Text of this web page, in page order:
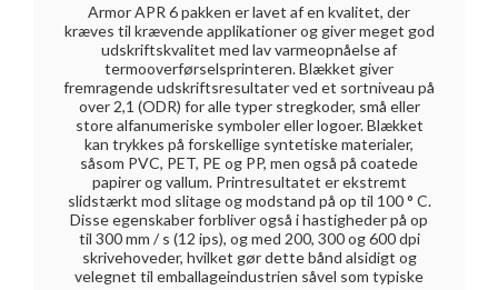
Armor APR 6 pakken er lavet af en kvalitet, der
kræves til krævende applikationer og giver meget god
udskriftskvalitet med lav varmeopnåelse af
termooverførselsprinteren. Blækket giver
fremragende udskriftsresultater ved et sortniveau på
over 2,1 (ODR) for alle typer stregkoder, små eller
store alfanumeriske symboler eller logoer. Blækket
kan trykkes på forskellige syntetiske materialer,
såsom PVC, PET, PE og PP, men også på coatede
papirer og vallum. Printresultatet er ekstremt
slidstærkt mod slitage og modstand på op til 100 ° C.
Disse egenskaber forbliver også i hastigheder på op
til 300 mm / s (12 ips), og med 200, 300 og 600 dpi
skrivehoveder, hvilket gør dette bånd alsidigt og
velegnet til emballageindustrien såvel som typiske